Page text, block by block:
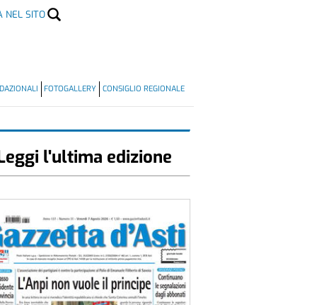
NEL SITO
FOTOGALLERY CONSIGLIO REGIONALE
l'ultima edizione